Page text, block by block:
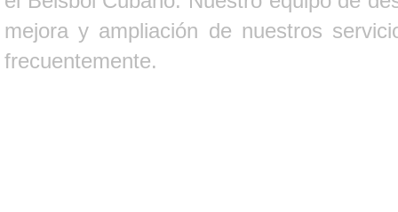
mejora y ampliación de nuestros
frecuentemente.